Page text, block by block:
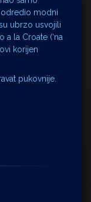
odredio modni
ubrzo usvojili
la Croate (‘na
korijen
pukovnije.